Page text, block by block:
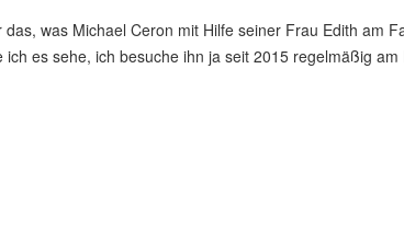
was Michael Ceron mit Hilfe seiner Frau Edith am
es sehe, ich besuche ihn ja seit 2015 regelmäßig